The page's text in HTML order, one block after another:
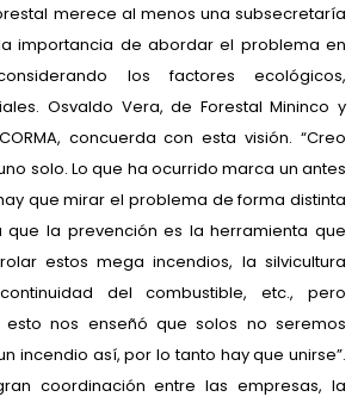
merece al menos una subsecretaría
importancia de abordar el problema en
los factores ecológicos,
Osvaldo Vera, de Forestal Mininco y
concuerda con esta visión. “Creo
solo. Lo que ha ocurrido marca un antes
que mirar el problema de forma distinta
la prevención es la herramienta que
estos mega incendios, la silvicultura
del combustible, etc., pero
nos enseñó que solos no seremos
incendio así, por lo tanto hay que unirse”.
coordinación entre las empresas, la